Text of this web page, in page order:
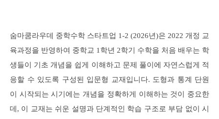
숨마쿰라우데 중학수학 스타트업 1-2 (2026년)은 2022 개정 교
육과정을 반영하여 중학교 1학년 2학기 수학을 처음 배우는 학
생들이 기초 개념을 쉽게 이해하고 문제 풀이에 자연스럽게 적
응할 수 있도록 구성된 입문형 교재입니다. 도형과 통계 단원
이 시작되는 시기에는 개념을 정확하게 이해하는 것이 중요한
데, 이 교재는 쉬운 설명과 단계적인 학습 구조로 부담 없이 시